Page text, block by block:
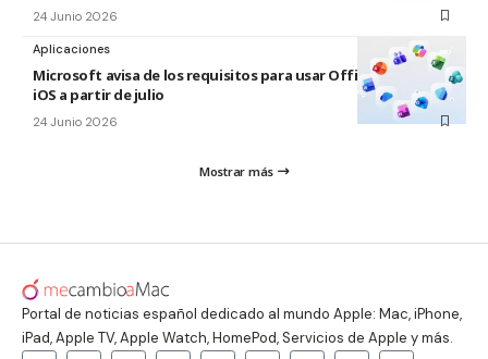
24 Junio 2026
Aplicaciones
Microsoft avisa de los requisitos para usar Office en macOS y
iOS a partir de julio
24 Junio 2026
Mostrar más
Portal de noticias español dedicado al mundo Apple: Mac, iPhone,
iPad, Apple TV, Apple Watch, HomePod, Servicios de Apple y más.